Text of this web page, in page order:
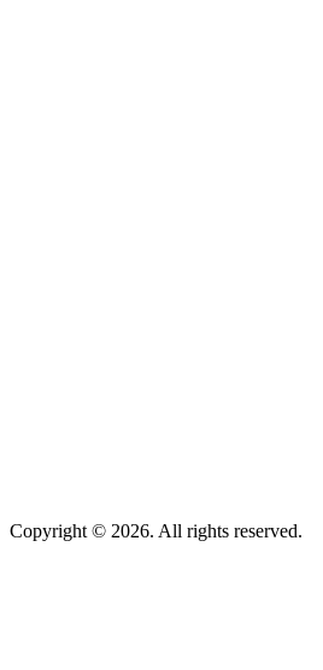
Copyright © 2026. All rights reserved.